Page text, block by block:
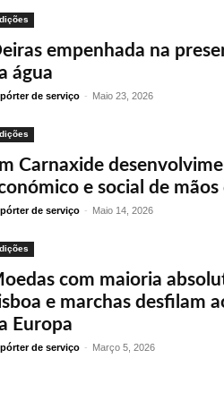
empenhada na
água
de serviço - Maio 23, 2026
Carnaxide
e social de mãos
de serviço - Maio 14, 2026
com maioria
e marchas desfilam
Europa
de serviço - Março 5, 2026